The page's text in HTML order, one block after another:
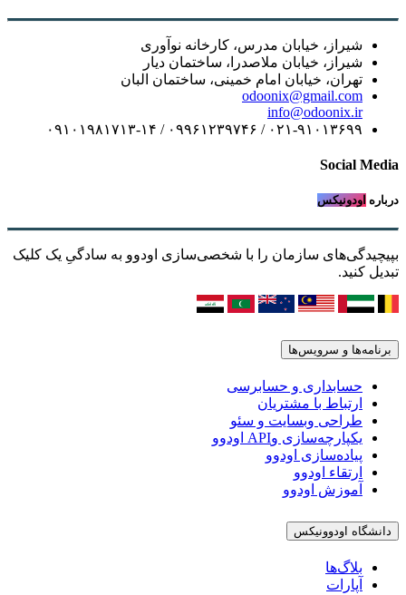
شیراز، خیابان مدرس، کارخانه نوآوری
شیراز، خیابان ملاصدرا، ساختمان دیار
تهران، خیابان امام خمینی، ساختمان البان
odoonix@gmail.com
info@odoonix.ir
۰۲۱-۹۱۰۱۳۶۹۹ / ۰۹۹۶۱۲۳۹۷۴۶ / ۰۹۱۰۱۹۸۱۷۱۳-۱۴
Social Media
درباره اودونیکس
بپیچیدگی‌های سازمان را با شخصی‌سازی اودوو به سادگیِ یک کلیک
تبدیل کنید.
برنامه‌ها و سرویس‌ها
حسابداری و حسابرسی
ارتباط با مشتریان
طراحی وبسایت و سئو
یکپارچه‌سازی وAPI اودوو
پیاده‌سازی اودوو
ارتقاء اودوو
آموزش اودوو
دانشگاه اودوونیکس
بلاگ‌ها
آپارات